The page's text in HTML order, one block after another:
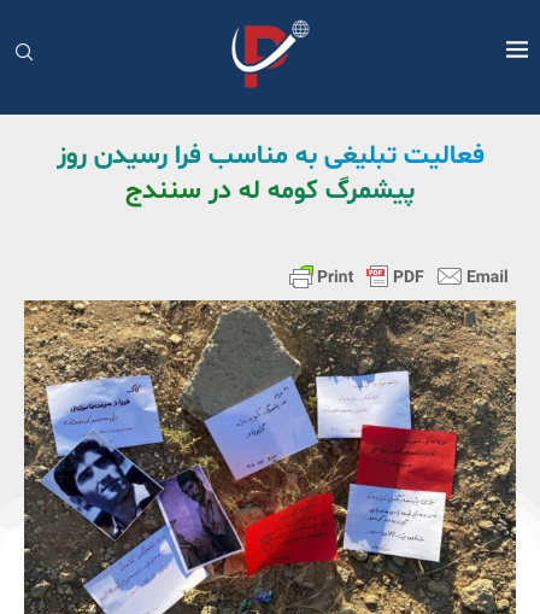
فعالیت تبلیغی به مناسب فرا رسیدن روز
پیشمرگ کومه له در سنندج